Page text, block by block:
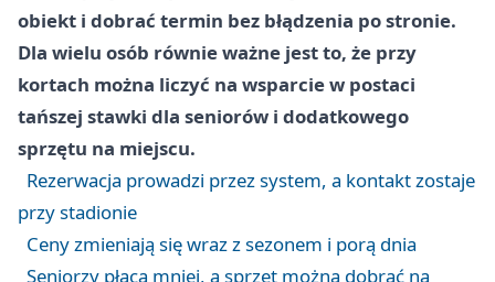
obiekt i dobrać termin bez błądzenia po stronie.
Dla wielu osób równie ważne jest to, że przy
kortach można liczyć na wsparcie w postaci
tańszej stawki dla seniorów i dodatkowego
sprzętu na miejscu.
Rezerwacja prowadzi przez system, a kontakt zostaje
przy stadionie
Ceny zmieniają się wraz z sezonem i porą dnia
Seniorzy płacą mniej, a sprzęt można dobrać na